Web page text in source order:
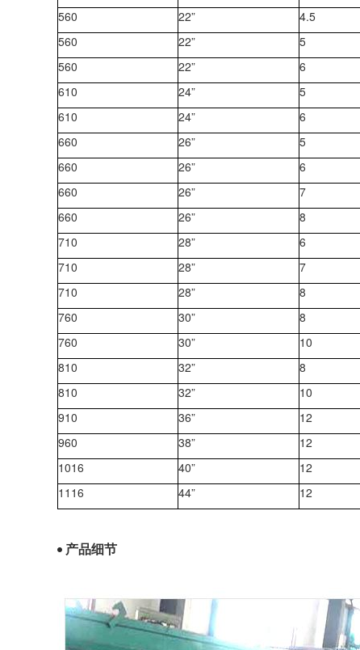
560
22” 4.5
560
22” 5
560
22” 6
610
24” 5
610
24” 6
660
26” 5
660
26” 6
660
26” 7
660
26” 8
710
28” 6
710
28” 7
710
28” 8
760
30” 8
760
30” 10
810
32” 8
810
32” 10
910
36” 12
960
38” 12
1016
40” 12
1116
44” 12
产品细节